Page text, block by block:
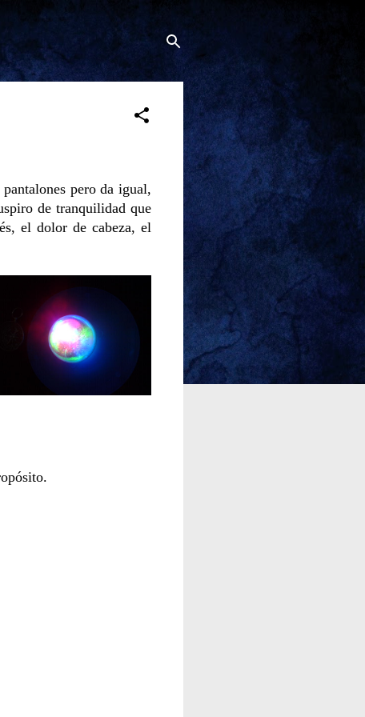
pero da igual,
de tranquilidad que
el dolor de cabeza, el